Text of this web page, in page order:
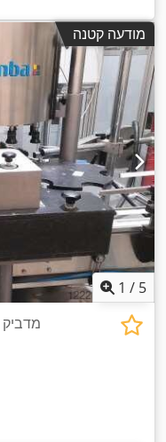
מודעה קטנה
1 / 5